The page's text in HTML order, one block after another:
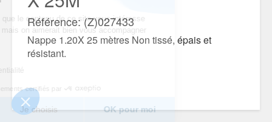
sûrs que le contenu de ce site vous intéresse
mais on aimerait bien vous accompagner
confidentialité
Consentements certifiés par
Je choisis OK pour moi
Référence: (Z)027433
Nappe 1.20X 25 mètres Non tissé, épais et
résistant.